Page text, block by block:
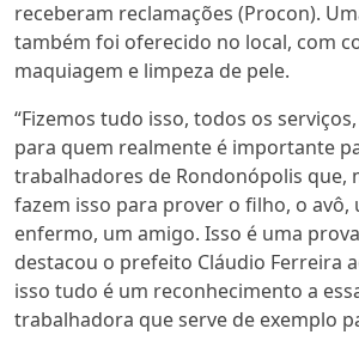
receberam reclamações (Procon).
também foi oferecido no local, com
maquiagem e limpeza de pele.
“Fizemos tudo isso, todos os
para quem realmente é importante
trabalhadores de Rondonópolis que,
fazem isso para prover o filho, o avô,
enfermo, um amigo. Isso é uma
destacou o prefeito Cláudio Ferreira
isso tudo é um reconhecimento a
trabalhadora que serve de exemplo